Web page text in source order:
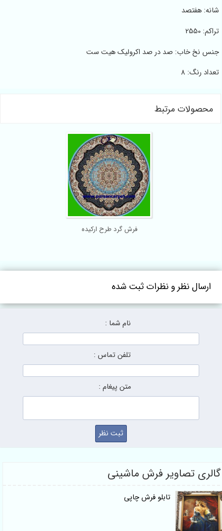
شانه: هفتصد
تراکم: 2550
جنس نخ خاب: صد در صد اکرولیک هیت ست
تعداد رنگ: 8
محصولات مرتبط
فرش گرد طرح ارکیده
ارسال نظر و نظرات ثبت شده
نام شما :
تلفن تماس :
متن پیغام :
گالری تصاویر فرش ماشینی
تابلو فرش چاپی